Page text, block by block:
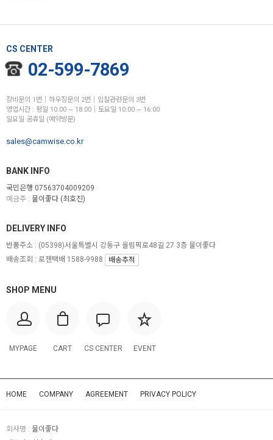
CS CENTER
02-599-7869
장비문의 1번│하우징문의 2번│입찰관련문의 3번
영업시간 : 평일 10:00 ~ 18:00│토요일 10:00 ~ 16:00
일요일 공휴일 (예약방문)
sales@camwise.co.kr
BANK INFO
국민은행 07563704009209
예금주 : 물이좋다 (최호진)
SHOP MENU
MYPAGE CART CS CENTER EVENT
DELIVERY INFO
반품주소 : (05398)서울특별시 강동구 올림픽로48길 27 3층 물이좋다
배송조회 : 로젠택배 1588-9988
배송추적
HOME COMPANY AGREEMENT PRIVACY POLICY
회사명 : 물이좋다